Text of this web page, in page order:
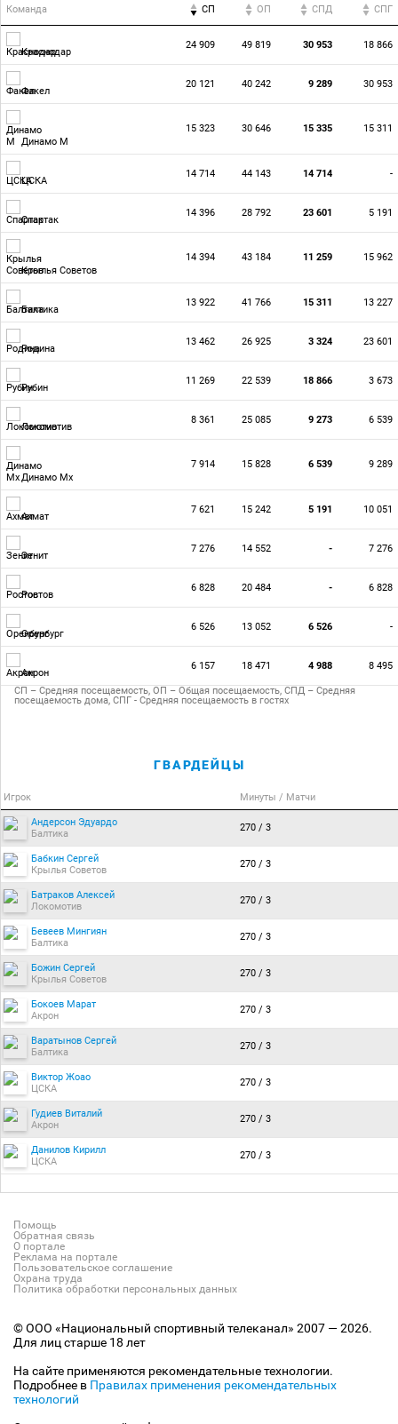
Команда СП ОП CПД CПГ
Краснодар
24 909 49 819 30 953 18 866
Факел
20 121 40 242 9 289 30 953
Динамо М
15 323 30 646 15 335 15 311
ЦСКА
14 714 44 143 14 714 -
Спартак
14 396 28 792 23 601 5 191
Крылья Советов
14 394 43 184 11 259 15 962
Балтика
13 922 41 766 15 311 13 227
Родина
13 462 26 925 3 324 23 601
Рубин
11 269 22 539 18 866 3 673
Локомотив
8 361 25 085 9 273 6 539
Динамо Мх
7 914 15 828 6 539 9 289
Ахмат
7 621 15 242 5 191 10 051
Зенит
7 276 14 552 - 7 276
Ростов
6 828 20 484 - 6 828
Оренбург
6 526 13 052 6 526 -
Акрон
6 157 18 471 4 988 8 495
СП – Средняя посещаемость, ОП – Общая посещаемость, СПД – Средняя
посещаемость дома, СПГ - Средняя посещаемость в гостях
ГВАРДЕЙЦЫ
Игрок Минуты / Матчи
Андерсон Эдуардо
Балтика
270 / 3
Бабкин Сергей
Крылья Советов
270 / 3
Батраков Алексей
Локомотив
270 / 3
Бевеев Мингиян
Балтика
270 / 3
Божин Сергей
Крылья Советов
270 / 3
Бокоев Марат
Акрон
270 / 3
Варатынов Сергей
Балтика
270 / 3
Виктор Жоао
ЦСКА
270 / 3
Гудиев Виталий
Акрон
270 / 3
Данилов Кирилл
ЦСКА
270 / 3
Помощь
Обратная связь
О портале
Реклама на портале
Пользовательское соглашение
Охрана труда
Политика обработки персональных данных
© ООО «Национальный спортивный телеканал» 2007 — 2026.
Для лиц старше 18 лет
На сайте применяются рекомендательные технологии.
Подробнее в Правилах применения рекомендательных
технологий